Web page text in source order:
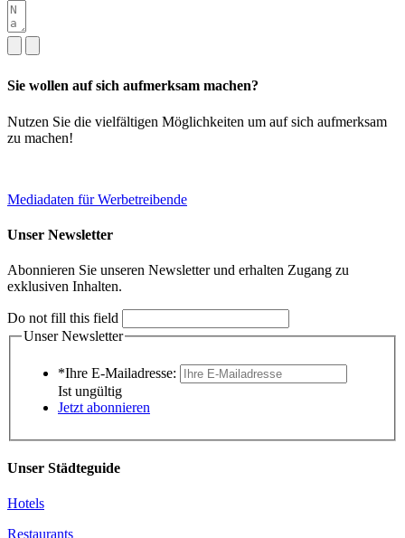
Sie wollen auf sich aufmerksam machen?
Nutzen Sie die vielfältigen Möglichkeiten um auf sich aufmerksam
zu machen!
Mediadaten für Werbetreibende
Unser Newsletter
Abonnieren Sie unseren Newsletter und erhalten Zugang zu
exklusiven Inhalten.
Do not fill this field
Unser Newsletter
*Ihre E-Mailadresse:
Ist ungültig
Jetzt abonnieren
Unser Städteguide
Hotels
Restaurants